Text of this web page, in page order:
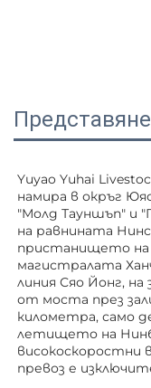
Yuyao Yuhai
намира в окръг
"Молд Тауншъп" и
на равнината
пристанището на
магистралата
линия Сяо Йонг, на
от моста през
километра, само
летището на
високоскоростни
превоз е